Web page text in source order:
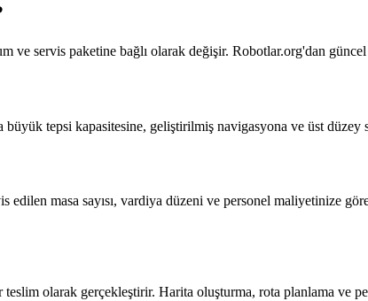
ve servis paketine bağlı olarak değişir. Robotlar.org'dan
tepsi kapasitesine, geliştirilmiş navigasyona ve üst
edilen masa sayısı, vardiya düzeni ve personel maliyetinize
olarak gerçekleştirir. Harita oluşturma, rota planlama ve